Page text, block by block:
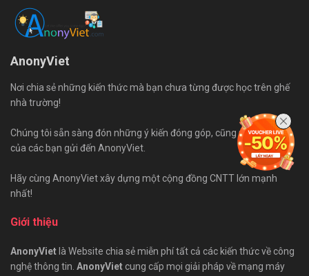
AnonyViet
Nơi chia sẻ những kiến thức mà bạn chưa từng được học trên ghế
nhà trường!
Chúng tôi sẵn sàng đón những ý kiến đóng góp, cũng như bài viết
của các bạn gửi đến AnonyViet.
Hãy cùng AnonyViet xây dựng một cộng đồng CNTT lớn mạnh
nhất!
Giới thiệu
AnonyVietlà Website chia sẻ miễn phí tất cả các kiến thức về công
nghệ thông tin. AnonyViet cung cấp mọi giải pháp về mạng máy